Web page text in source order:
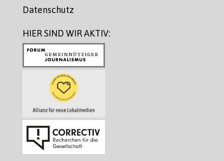
Datenschutz
HIER SIND WIR AKTIV: